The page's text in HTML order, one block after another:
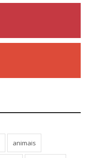
animais